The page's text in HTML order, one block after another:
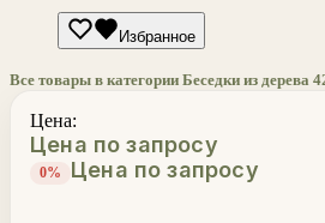
Избранное
Все товары в категории Беседки из дерева
Цена:
Цена по запросу
0% Цена по запросу